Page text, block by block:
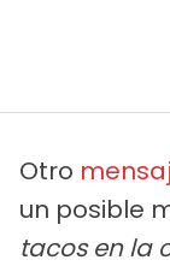
Otro
un posible
tacos en la